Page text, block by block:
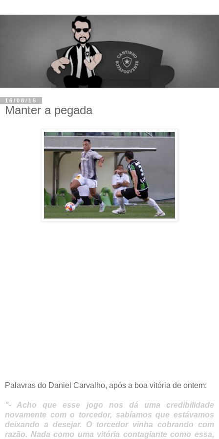
16/08/15
Manter a pegada
Palavras do Daniel Carvalho, após a boa vitória de ontem:
"- Acho que esse jogo nos dá uma credibilidade
novamente com o torcedor, sabíamos que estávamos
deixando a desejar. O torcedor vinha cobrando com
razão. Nada como uma vitória contagiante como essa,